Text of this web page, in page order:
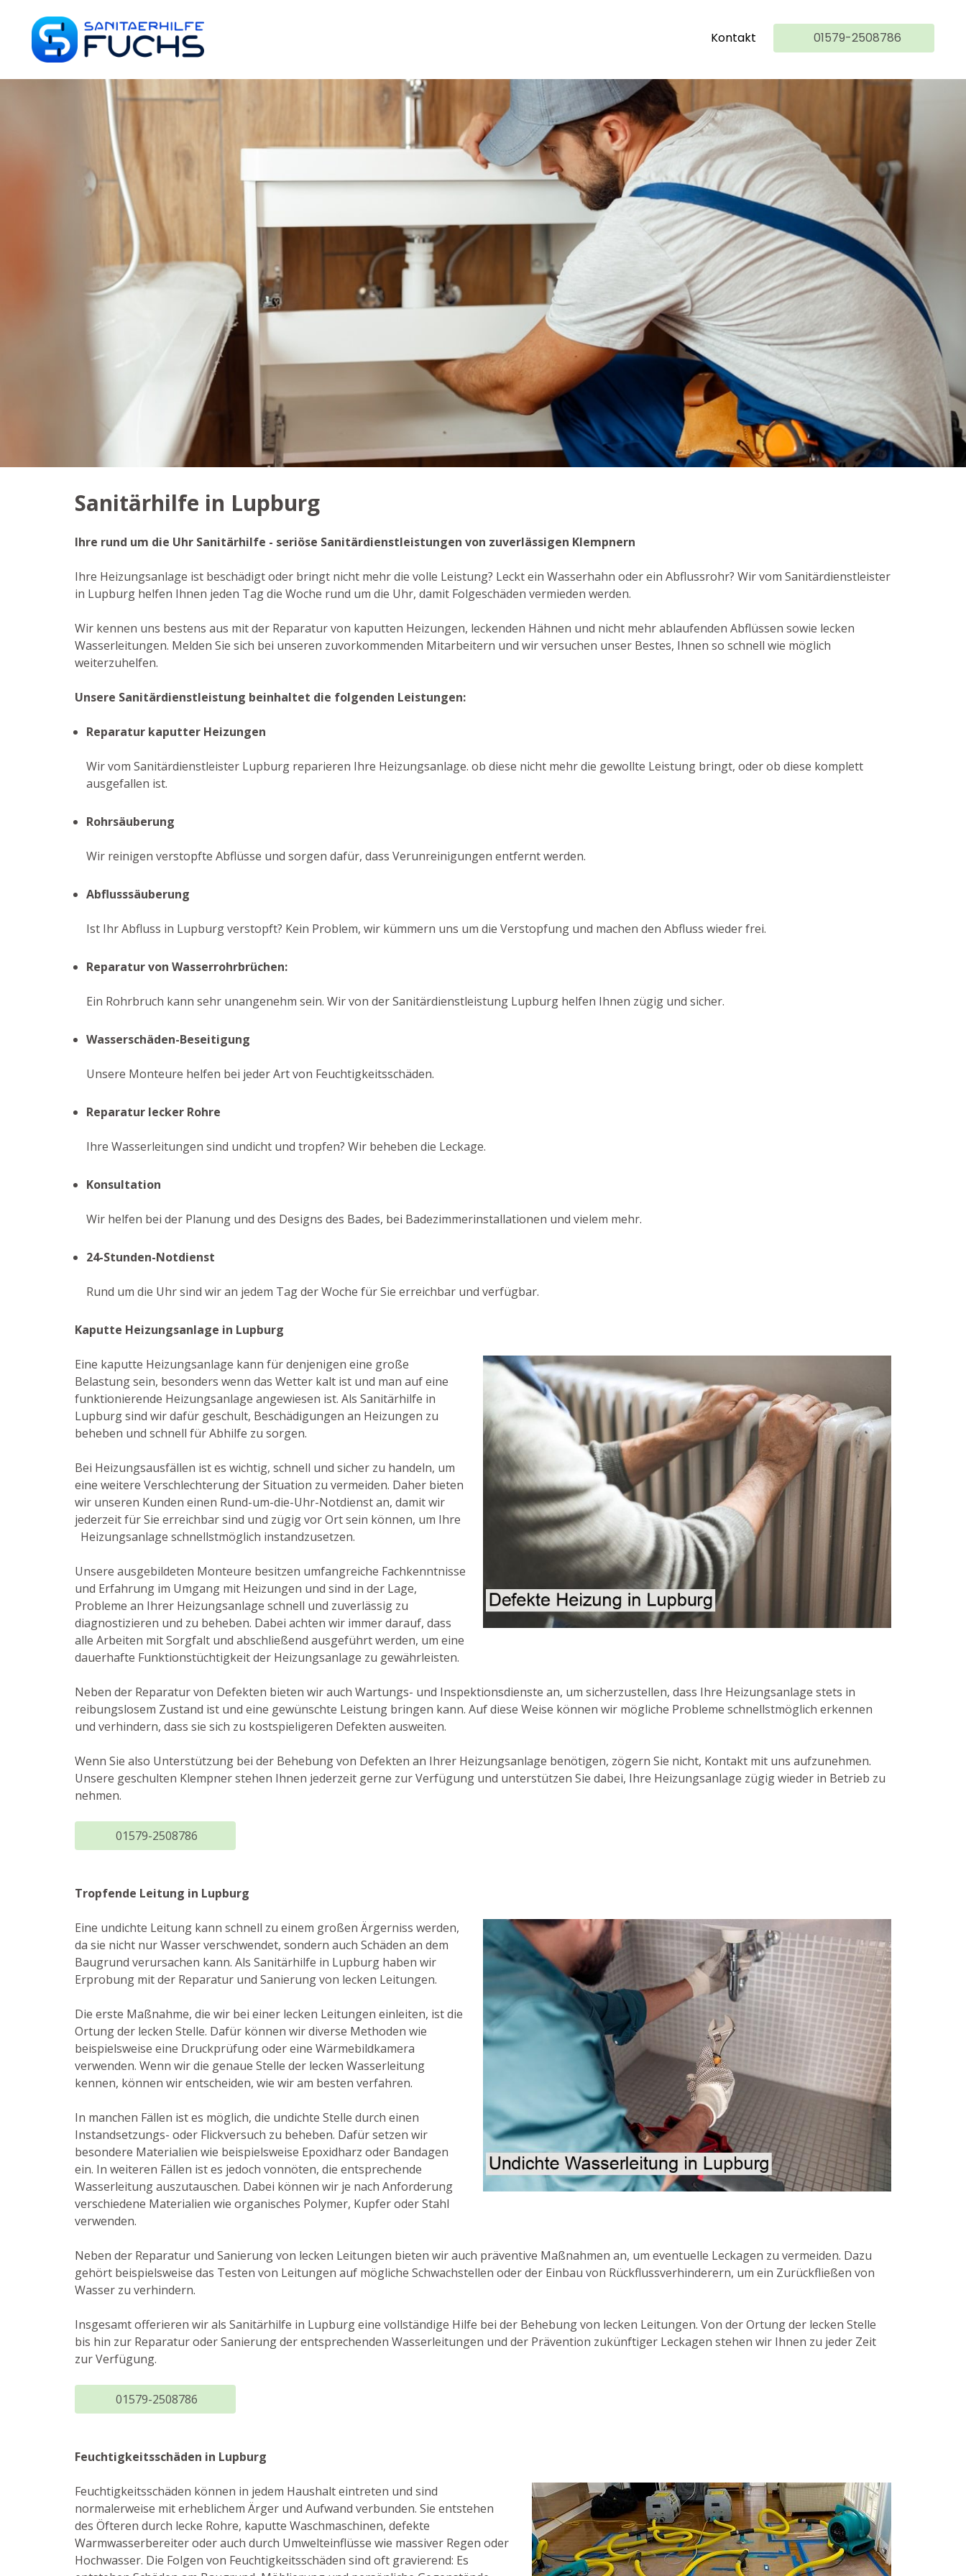
Kontakt 01579-2508786
Sanitärhilfe in Lupburg
Ihre rund um die Uhr Sanitärhilfe - seriöse Sanitärdienstleistungen von zuverlässigen Klempnern
Ihre Heizungsanlage ist beschädigt oder bringt nicht mehr die volle Leistung? Leckt ein Wasserhahn oder ein Abflussrohr? Wir vom Sanitärdienstleister
in Lupburg helfen Ihnen jeden Tag die Woche rund um die Uhr, damit Folgeschäden vermieden werden.
Wir kennen uns bestens aus mit der Reparatur von kaputten Heizungen, leckenden Hähnen und nicht mehr ablaufenden Abflüssen sowie lecken
Wasserleitungen. Melden Sie sich bei unseren zuvorkommenden Mitarbeitern und wir versuchen unser Bestes, Ihnen so schnell wie möglich
weiterzuhelfen.
Unsere Sanitärdienstleistung beinhaltet die folgenden Leistungen:
Reparatur kaputter Heizungen
Wir vom Sanitärdienstleister Lupburg reparieren Ihre Heizungsanlage. ob diese nicht mehr die gewollte Leistung bringt, oder ob diese komplett
ausgefallen ist.
Rohrsäuberung
Wir reinigen verstopfte Abflüsse und sorgen dafür, dass Verunreinigungen entfernt werden.
Abflusssäuberung
Ist Ihr Abfluss in Lupburg verstopft? Kein Problem, wir kümmern uns um die Verstopfung und machen den Abfluss wieder frei.
Reparatur von Wasserrohrbrüchen:
Ein Rohrbruch kann sehr unangenehm sein. Wir von der Sanitärdienstleistung Lupburg helfen Ihnen zügig und sicher.
Wasserschäden-Beseitigung
Unsere Monteure helfen bei jeder Art von Feuchtigkeitsschäden.
Reparatur lecker Rohre
Ihre Wasserleitungen sind undicht und tropfen? Wir beheben die Leckage.
Konsultation
Wir helfen bei der Planung und des Designs des Bades, bei Badezimmerinstallationen und vielem mehr.
24-Stunden-Notdienst
Rund um die Uhr sind wir an jedem Tag der Woche für Sie erreichbar und verfügbar.
Kaputte Heizungsanlage in Lupburg
Eine kaputte Heizungsanlage kann für denjenigen eine große
Belastung sein, besonders wenn das Wetter kalt ist und man auf eine
funktionierende Heizungsanlage angewiesen ist. Als Sanitärhilfe in
Lupburg sind wir dafür geschult, Beschädigungen an Heizungen zu
beheben und schnell für Abhilfe zu sorgen.
Bei Heizungsausfällen ist es wichtig, schnell und sicher zu handeln, um
eine weitere Verschlechterung der Situation zu vermeiden. Daher bieten
wir unseren Kunden einen Rund-um-die-Uhr-Notdienst an, damit wir
jederzeit für Sie erreichbar sind und zügig vor Ort sein können, um Ihre
Heizungsanlage schnellstmöglich instandzusetzen.
Unsere ausgebildeten Monteure besitzen umfangreiche Fachkenntnisse
und Erfahrung im Umgang mit Heizungen und sind in der Lage,
Probleme an Ihrer Heizungsanlage schnell und zuverlässig zu
diagnostizieren und zu beheben. Dabei achten wir immer darauf, dass
alle Arbeiten mit Sorgfalt und abschließend ausgeführt werden, um eine
dauerhafte Funktionstüchtigkeit der Heizungsanlage zu gewährleisten.
Neben der Reparatur von Defekten bieten wir auch Wartungs- und Inspektionsdienste an, um sicherzustellen, dass Ihre Heizungsanlage stets in
reibungslosem Zustand ist und eine gewünschte Leistung bringen kann. Auf diese Weise können wir mögliche Probleme schnellstmöglich erkennen
und verhindern, dass sie sich zu kostspieligeren Defekten ausweiten.
Wenn Sie also Unterstützung bei der Behebung von Defekten an Ihrer Heizungsanlage benötigen, zögern Sie nicht, Kontakt mit uns aufzunehmen.
Unsere geschulten Klempner stehen Ihnen jederzeit gerne zur Verfügung und unterstützen Sie dabei, Ihre Heizungsanlage zügig wieder in Betrieb zu
nehmen.
01579-2508786
Tropfende Leitung in Lupburg
Eine undichte Leitung kann schnell zu einem großen Ärgerniss werden,
da sie nicht nur Wasser verschwendet, sondern auch Schäden an dem
Baugrund verursachen kann. Als Sanitärhilfe in Lupburg haben wir
Erprobung mit der Reparatur und Sanierung von lecken Leitungen.
Die erste Maßnahme, die wir bei einer lecken Leitungen einleiten, ist die
Ortung der lecken Stelle. Dafür können wir diverse Methoden wie
beispielsweise eine Druckprüfung oder eine Wärmebildkamera
verwenden. Wenn wir die genaue Stelle der lecken Wasserleitung
kennen, können wir entscheiden, wie wir am besten verfahren.
In manchen Fällen ist es möglich, die undichte Stelle durch einen
Instandsetzungs- oder Flickversuch zu beheben. Dafür setzen wir
besondere Materialien wie beispielsweise Epoxidharz oder Bandagen
ein. In weiteren Fällen ist es jedoch vonnöten, die entsprechende
Wasserleitung auszutauschen. Dabei können wir je nach Anforderung
verschiedene Materialien wie organisches Polymer, Kupfer oder Stahl
verwenden.
Neben der Reparatur und Sanierung von lecken Leitungen bieten wir auch präventive Maßnahmen an, um eventuelle Leckagen zu vermeiden. Dazu
gehört beispielsweise das Testen von Leitungen auf mögliche Schwachstellen oder der Einbau von Rückflussverhinderern, um ein Zurückfließen von
Wasser zu verhindern.
Insgesamt offerieren wir als Sanitärhilfe in Lupburg eine vollständige Hilfe bei der Behebung von lecken Leitungen. Von der Ortung der lecken Stelle
bis hin zur Reparatur oder Sanierung der entsprechenden Wasserleitungen und der Prävention zukünftiger Leckagen stehen wir Ihnen zu jeder Zeit
zur Verfügung.
01579-2508786
Feuchtigkeitsschäden in Lupburg
Feuchtigkeitsschäden können in jedem Haushalt eintreten und sind
normalerweise mit erheblichem Ärger und Aufwand verbunden. Sie entstehen
des Öfteren durch lecke Rohre, kaputte Waschmaschinen, defekte
Warmwasserbereiter oder auch durch Umwelteinflüsse wie massiver Regen oder
Hochwasser. Die Folgen von Feuchtigkeitsschäden sind oft gravierend: Es